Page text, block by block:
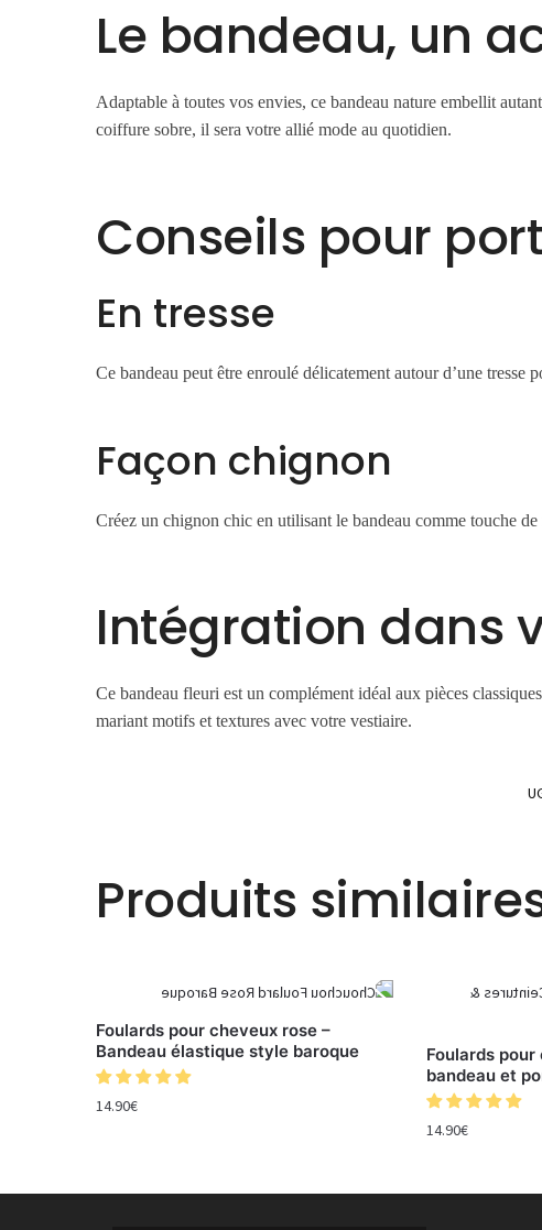
Le bandeau, un
Adaptable à toutes vos envies, ce bandeau nature embellit
coiffure sobre, il sera votre allié mode au quotidien.
Conseils pour
En tresse
Ce bandeau peut être enroulé délicatement autour d’une tresse
Façon chignon
Créez un chignon chic en utilisant le bandeau comme touche
Intégration dans
Ce bandeau fleuri est un complément idéal aux pièces
mariant motifs et textures avec votre vestiaire.
Produits
Foulards pour cheveux rose –
Bandeau élastique style baroque
14.90€
Foulards
bandeau et
14.90€